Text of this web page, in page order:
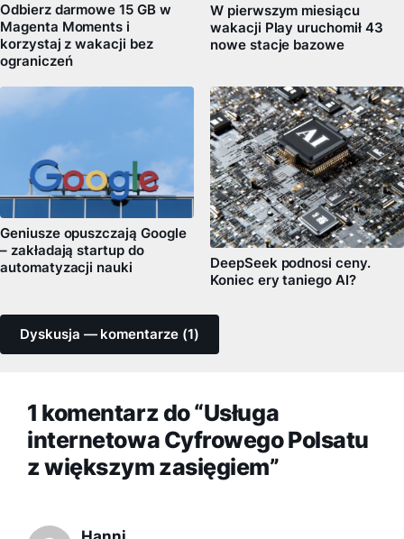
Odbierz darmowe 15 GB w
Magenta Moments i
korzystaj z wakacji bez
ograniczeń
W pierwszym miesiącu
wakacji Play uruchomił 43
nowe stacje bazowe
Geniusze opuszczają Google
– zakładają startup do
automatyzacji nauki
DeepSeek podnosi ceny.
Koniec ery taniego AI?
Dyskusja — komentarze (1)
1 komentarz do “Usługa
internetowa Cyfrowego Polsatu
z większym zasięgiem”